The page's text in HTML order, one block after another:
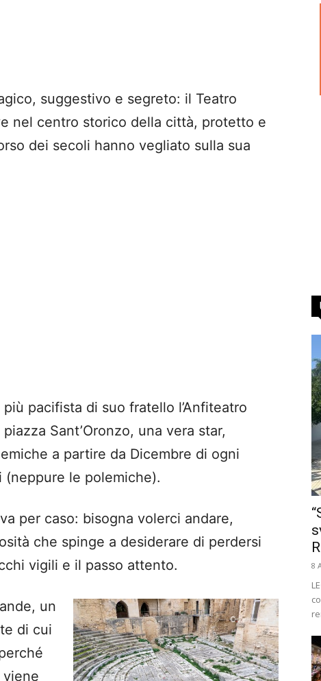
suggestivo e segreto: il Teatro
nel centro storico della città, protetto e
dei secoli hanno vegliato sulla sua
pacifista di suo fratello l’Anfiteatro
Sant’Oronzo, una vera star,
a partire da Dicembre di ogni
(neppure le polemiche).
per caso: bisogna volerci andare,
che spinge a desiderare di perdersi
vigili e il passo attento.
un
di cui
viene
8